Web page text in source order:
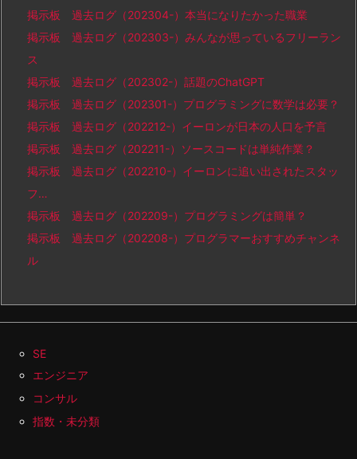
掲示板 過去ログ（202304-）本当になりたかった職業
掲示板 過去ログ（202303-）みんなが思っているフリーラン
ス
掲示板 過去ログ（202302-）話題のChatGPT
掲示板 過去ログ（202301-）プログラミングに数学は必要？
掲示板 過去ログ（202212-）イーロンが日本の人口を予言
掲示板 過去ログ（202211-）ソースコードは単純作業？
掲示板 過去ログ（202210-）イーロンに追い出されたスタッ
フ…
掲示板 過去ログ（202209-）プログラミングは簡単？
掲示板 過去ログ（202208-）プログラマーおすすめチャンネ
ル
SE
エンジニア
コンサル
指数・未分類